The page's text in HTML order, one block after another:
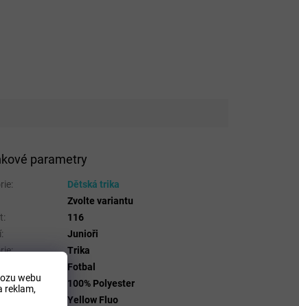
webu
reklam,
parametry
:
Dětská trika
Zvolte variantu
:
116
:
Junioři
:
Trika
Fotbal
složení
100% Polyester
Yellow Fluo